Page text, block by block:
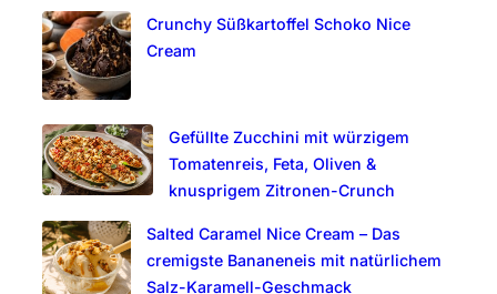
h
Crunchy Süßkartoffel Schoko Nice
Cream
Gefüllte Zucchini mit würzigem
Tomatenreis, Feta, Oliven &
knusprigem Zitronen-Crunch
Salted Caramel Nice Cream – Das
cremigste Bananeneis mit natürlichem
Salz-Karamell-Geschmack